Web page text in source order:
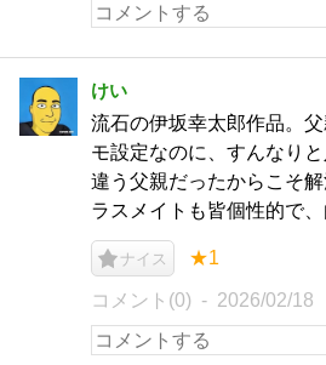
けい
流石の伊坂幸太郎作品。
モ設定なのに、すんなり
違う父親だったからこそ
ラスメイトも皆個性的で
ナイス ★1
コメント(0) 2026/02/18